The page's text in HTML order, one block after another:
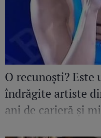
O recunoști? Este
îndrăgite artiste
ani de carieră și